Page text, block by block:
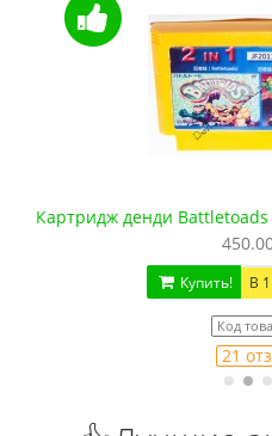
Картридж денди Battletoads
450.00
Купить! В 1
Код
21